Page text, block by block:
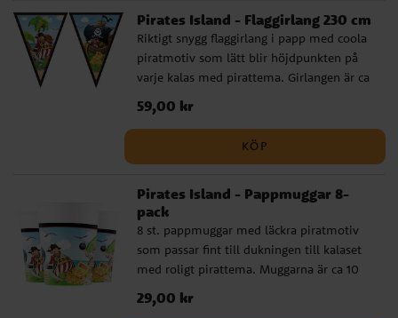
Pirates Island - Flaggirlang 230 cm
Riktigt snygg flaggirlang i papp med coola
piratmotiv som lätt blir höjdpunkten på
varje kalas med pirattema. Girlangen är ca
2,3 meter lång och varje vimpel är ca 24,5
cm hög.
Pris:59,00 kr
59,00 kr
KÖP
Pirates Island - Pappmuggar 8-
pack
8 st. pappmuggar med läckra piratmotiv
som passar fint till dukningen till kalaset
med roligt pirattema. Muggarna är ca 10
cm höga och rymmer ca 200 ml.
Muggarna är tillverkade av FSC-märkt
Pris:29,00 kr
29,00 kr